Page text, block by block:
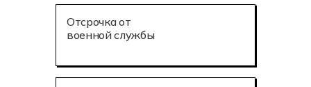
Отсрочка от
военной службы